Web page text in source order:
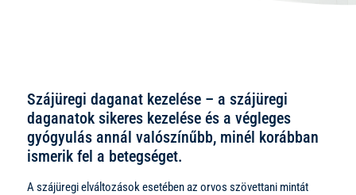
Szájüregi daganat kezelése – a szájüregi
daganatok sikeres kezelése és a végleges
gyógyulás annál valószínűbb, minél korábban
ismerik fel a betegséget.
A szájüregi elváltozások esetében az orvos szövettani mintát